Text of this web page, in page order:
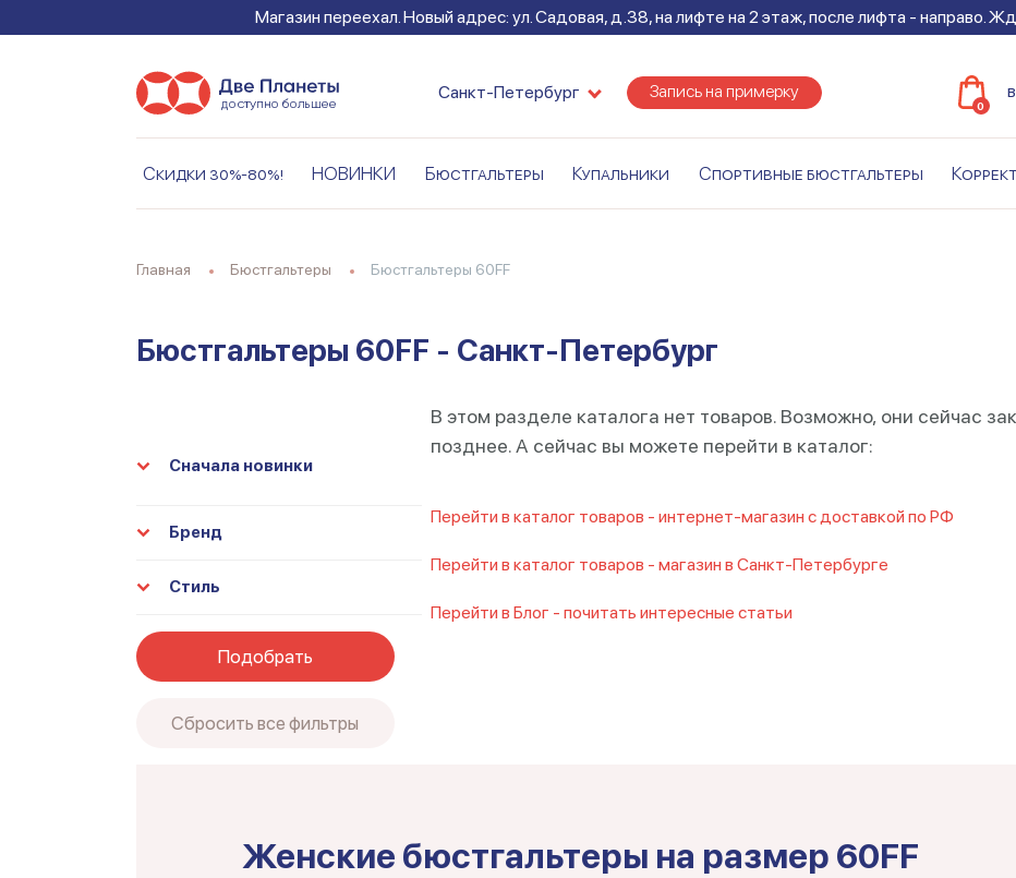
Магазин переехал. Новый адрес: ул. Садовая, д.38, на лифте на 2 этаж, после лифта - направо.
Санкт-Петербург Запись на примерку
0
Скидки 30%-80%! НОВИНКИ Бюстгальтеры Купальники Спортивные бюстгальтеры
Главная Бюстгальтеры Бюстгальтеры 60FF
Бюстгальтеры 60FF - Санкт-Петербург
Сначала новинки
Бренд
Стиль
Подобрать
Сбросить все фильтры
В этом разделе каталога нет товаров. Возможно, они сейчас
позднее. А сейчас вы можете перейти в каталог:
Перейти в каталог товаров - интернет-магазин с доставкой по РФ
Перейти в каталог товаров - магазин в Санкт-Петербурге
Перейти в Блог - почитать интересные статьи
Женские бюстгальтеры на размер 60FF